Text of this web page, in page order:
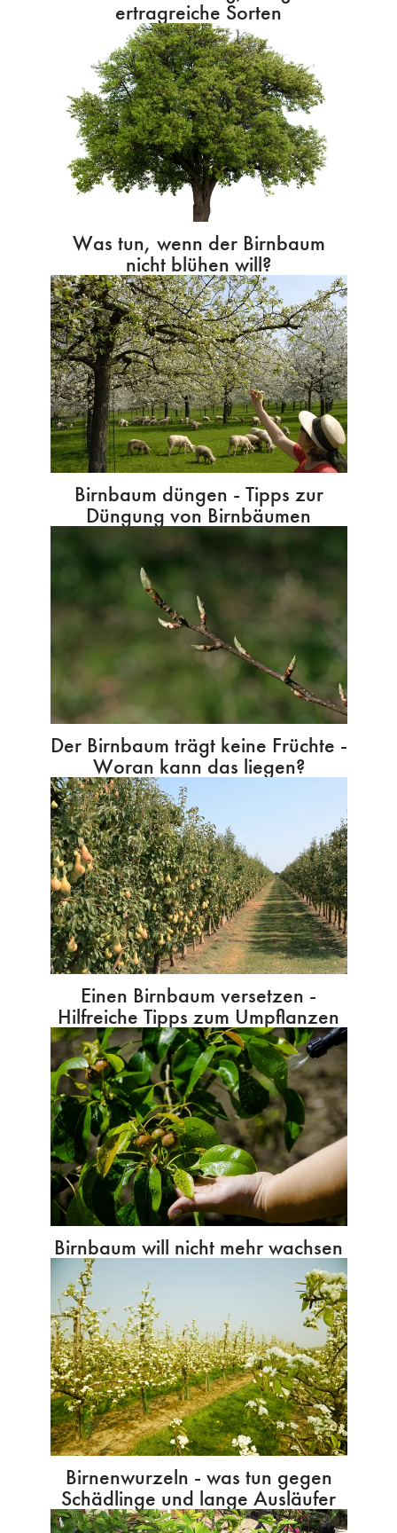
ertragreiche Sorten
Was tun, wenn der Birnbaum
nicht blühen will?
Birnbaum düngen - Tipps zur
Düngung von Birnbäumen
Der Birnbaum trägt keine Früchte -
Woran kann das liegen?
Einen Birnbaum versetzen -
Hilfreiche Tipps zum Umpflanzen
Birnbaum will nicht mehr wachsen
Birnenwurzeln - was tun gegen
Schädlinge und lange Ausläufer